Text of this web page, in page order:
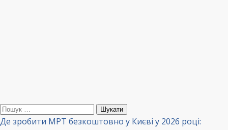
Пошук:
Де зробити МРТ безкоштовно у Києві у 2026 році: